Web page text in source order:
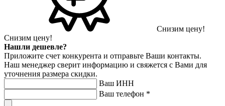
Снизим цену!
Снизим цену!
Нашли дешевле?
Приложите счет конкурента и отправьте Ваши контакты.
Наш менеджер сверит информацию и свяжется с Вами для
уточнения размера скидки.
Ваш ИНН
Ваш телефон *